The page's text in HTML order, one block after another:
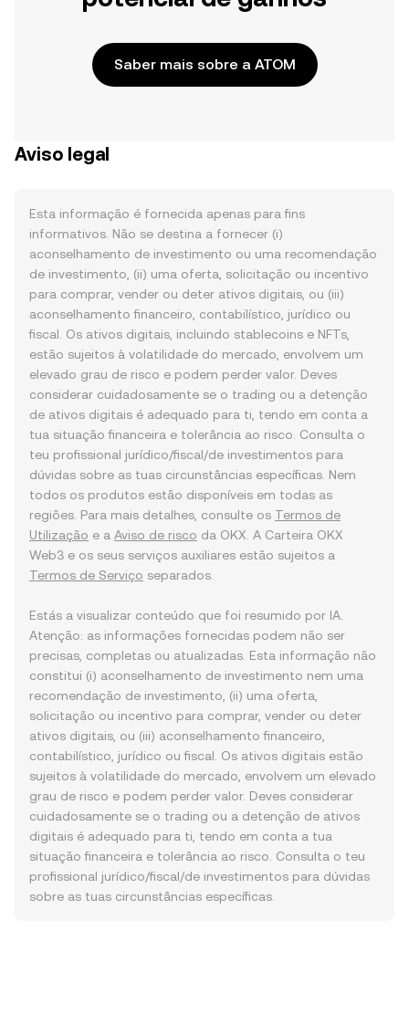
Saber mais sobre a ATOM
Aviso legal
Esta informação é fornecida apenas para fins
informativos. Não se destina a fornecer (i)
aconselhamento de investimento ou uma recomendação
de investimento, (ii) uma oferta, solicitação ou incentivo
para comprar, vender ou deter ativos digitais, ou (iii)
aconselhamento financeiro, contabilístico, jurídico ou
fiscal. Os ativos digitais, incluindo stablecoins e NFTs,
estão sujeitos à volatilidade do mercado, envolvem um
elevado grau de risco e podem perder valor. Deves
considerar cuidadosamente se o trading ou a detenção
de ativos digitais é adequado para ti, tendo em conta a
tua situação financeira e tolerância ao risco. Consulta o
teu profissional jurídico/fiscal/de investimentos para
dúvidas sobre as tuas circunstâncias específicas. Nem
todos os produtos estão disponíveis em todas as
regiões. Para mais detalhes, consulte os Termos de
Utilização e a Aviso de risco da OKX. A Carteira OKX
Web3 e os seus serviços auxiliares estão sujeitos a
Termos de Serviço separados.
Estás a visualizar conteúdo que foi resumido por IA.
Atenção: as informações fornecidas podem não ser
precisas, completas ou atualizadas. Esta informação não
constitui (i) aconselhamento de investimento nem uma
recomendação de investimento, (ii) uma oferta,
solicitação ou incentivo para comprar, vender ou deter
ativos digitais, ou (iii) aconselhamento financeiro,
contabilístico, jurídico ou fiscal. Os ativos digitais estão
sujeitos à volatilidade do mercado, envolvem um elevado
grau de risco e podem perder valor. Deves considerar
cuidadosamente se o trading ou a detenção de ativos
digitais é adequado para ti, tendo em conta a tua
situação financeira e tolerância ao risco. Consulta o teu
profissional jurídico/fiscal/de investimentos para dúvidas
sobre as tuas circunstâncias específicas.